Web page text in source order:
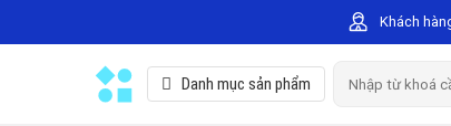
to
Khách
Danh mục sản phẩm